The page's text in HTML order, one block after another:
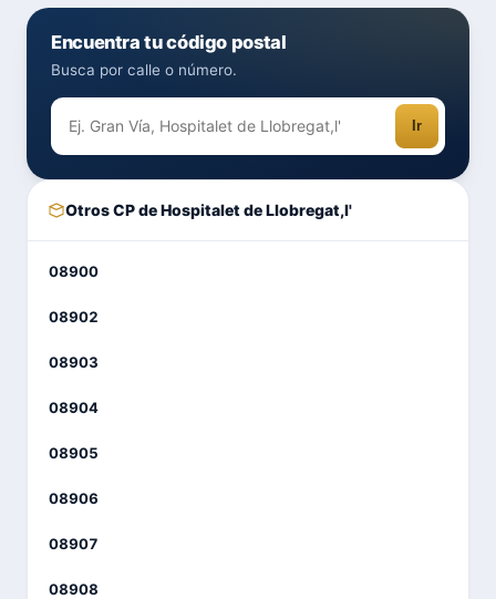
Encuentra tu código postal
Busca por calle o número.
Ir
Otros CP de Hospitalet de Llobregat,l'
08900
08902
08903
08904
08905
08906
08907
08908